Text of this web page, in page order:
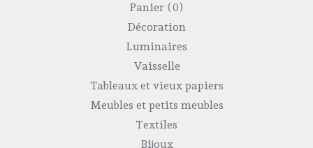
Panier (0)
Décoration
Luminaires
Vaisselle
Tableaux et vieux papiers
Meubles et petits meubles
Textiles
Bijoux